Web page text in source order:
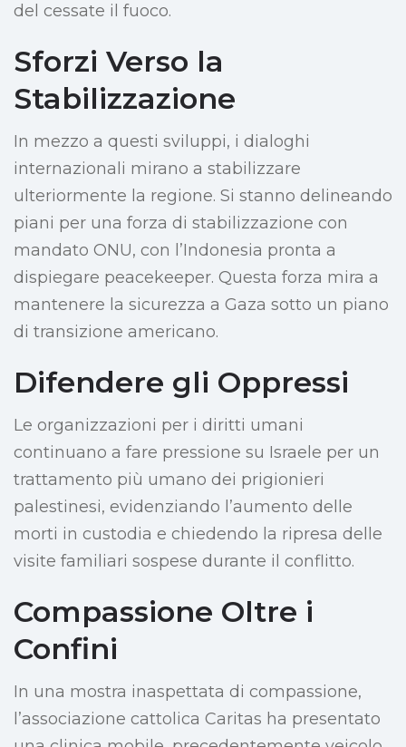
del cessate il fuoco.
Sforzi Verso la
Stabilizzazione
In mezzo a questi sviluppi, i dialoghi
internazionali mirano a stabilizzare
ulteriormente la regione. Si stanno delineando
piani per una forza di stabilizzazione con
mandato ONU, con l’Indonesia pronta a
dispiegare peacekeeper. Questa forza mira a
mantenere la sicurezza a Gaza sotto un piano
di transizione americano.
Difendere gli Oppressi
Le organizzazioni per i diritti umani
continuano a fare pressione su Israele per un
trattamento più umano dei prigionieri
palestinesi, evidenziando l’aumento delle
morti in custodia e chiedendo la ripresa delle
visite familiari sospese durante il conflitto.
Compassione Oltre i
Confini
In una mostra inaspettata di compassione,
l’associazione cattolica Caritas ha presentato